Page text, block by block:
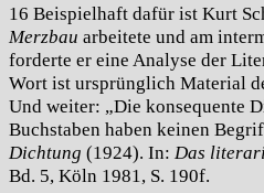
16 Beispielhaft dafür ist Kurt
Merzbau arbeitete und am
forderte er eine Analyse der
Wort ist ursprünglich Material
Und weiter: „Die konsequente
Buchstaben haben keinen
Dichtung (1924). In: Das
Bd. 5, Köln 1981, S. 190f.